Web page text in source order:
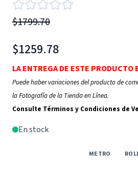
$1799.70
$1259.78
LA ENTREGA DE ESTE PRODUCTO
Puede haber variaciones del producto de
la Fotografía de la Tienda en Línea.
Consulte Términos y Condiciones de
En stock
METRO